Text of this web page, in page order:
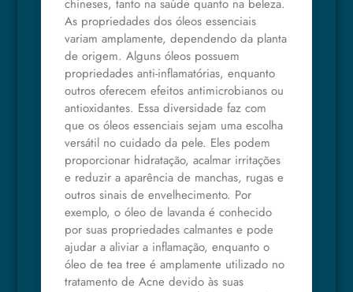
chineses, tanto na saúde quanto na beleza.
As propriedades dos óleos essenciais
variam amplamente, dependendo da planta
de origem. Alguns óleos possuem
propriedades anti-inflamatórias, enquanto
outros oferecem efeitos antimicrobianos ou
antioxidantes. Essa diversidade faz com
que os óleos essenciais sejam uma escolha
versátil no cuidado da pele. Eles podem
proporcionar hidratação, acalmar irritações
e reduzir a aparência de manchas, rugas e
outros sinais de envelhecimento. Por
exemplo, o óleo de lavanda é conhecido
por suas propriedades calmantes e pode
ajudar a aliviar a inflamação, enquanto o
óleo de tea tree é amplamente utilizado no
tratamento de Acne devido às suas